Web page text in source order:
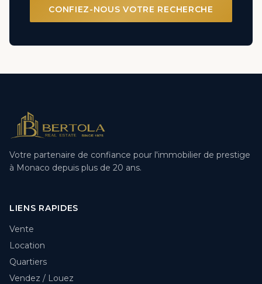
CONFIEZ-NOUS VOTRE RECHERCHE
Votre partenaire de confiance pour l'immobilier de prestige
à Monaco depuis plus de 20 ans.
LIENS RAPIDES
Vente
Location
Quartiers
Vendez / Louez